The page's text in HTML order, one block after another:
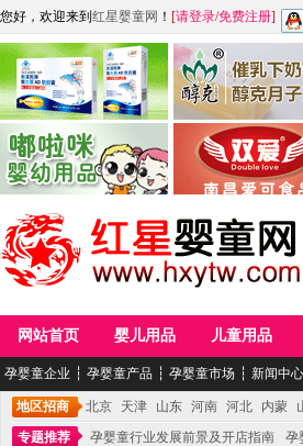
您好，欢迎来到 红星婴童网 ！ [请登录/免费注册]
江西麦嘟嘟食品有限公司
青岛嘟啦咪婴幼儿用品公司
江西醇之客月子米
网站首页 婴儿用品 儿童用品
孕婴童企业 ┆ 孕婴童产品 ┆ 孕婴童市场 ┆ 新闻中心
地区招商 北京 天津 山东 河南 河北 内蒙
专题推荐
孕婴童行业发展前景及开店指南 孕